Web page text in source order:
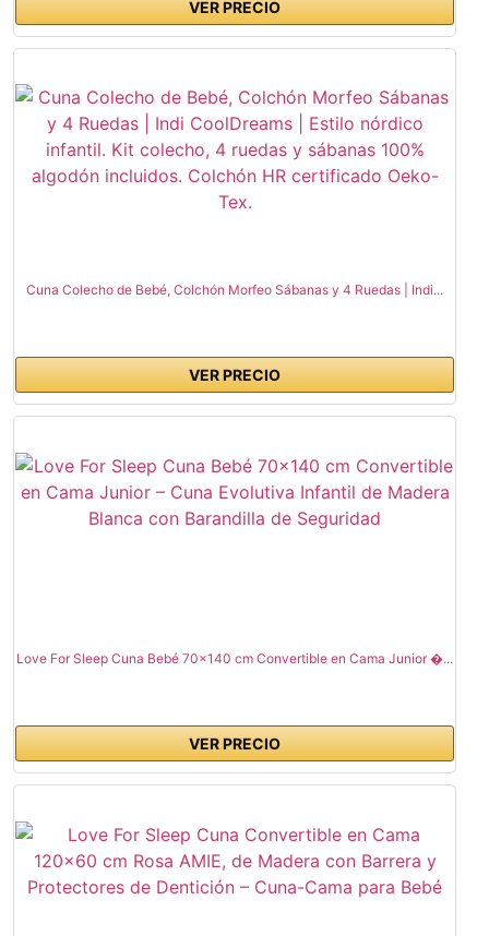
VER PRECIO
Cuna Colecho de Bebé, Colchón Morfeo Sábanas y 4 Ruedas | Indi...
VER PRECIO
Love For Sleep Cuna Bebé 70x140 cm Convertible en Cama Junior �...
VER PRECIO